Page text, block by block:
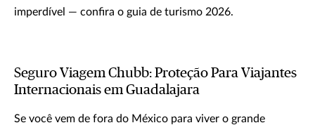
imperdível — confira o guia de turismo 2026.
Seguro Viagem Chubb: Proteção Para Viajantes
Internacionais em Guadalajara
Se você vem de fora do México para viver o grande